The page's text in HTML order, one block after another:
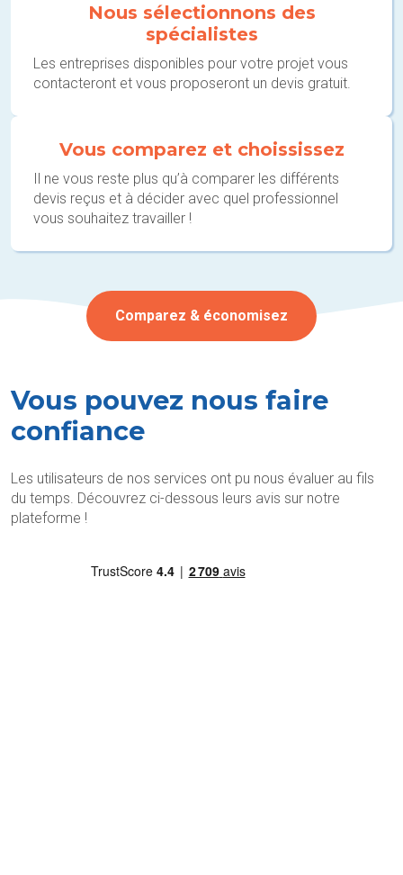
Nous sélectionnons des
spécialistes
Les entreprises disponibles pour votre projet vous
contacteront et vous proposeront un devis gratuit.
Vous comparez et choississez
Il ne vous reste plus qu’à comparer les différents
devis reçus et à décider avec quel professionnel
vous souhaitez travailler !
Comparez & économisez
Vous pouvez nous faire
confiance
Les utilisateurs de nos services ont pu nous évaluer au fils
du temps. Découvrez ci-dessous leurs avis sur notre
plateforme !